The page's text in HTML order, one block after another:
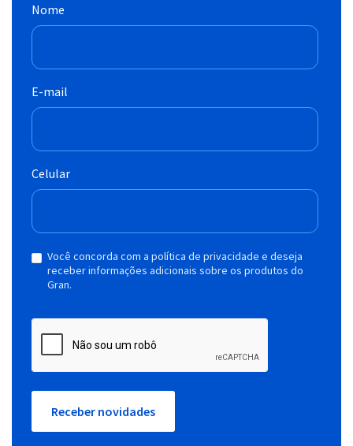
Nome
E-mail
Celular
Você concorda com a política de privacidade e deseja
receber informações adicionais sobre os produtos do
Gran.
Receber novidades